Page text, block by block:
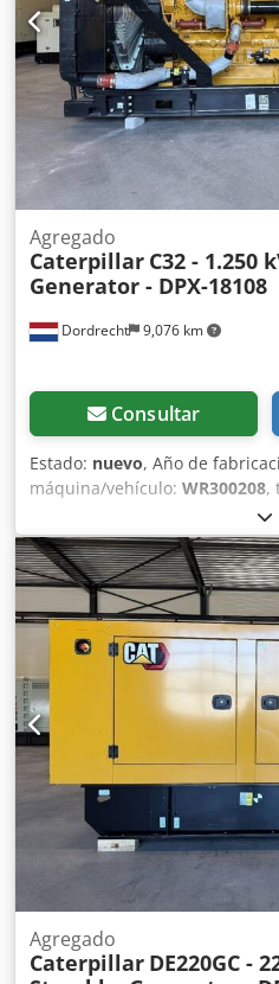
Dordrecht 9,076 km
Agregado
Caterpillar C32 - 1.250
Generator - DPX-18108
Consultar
Estado: nuevo, Año de
máquina/vehículo: WR300208,
1,000 kW (1,359.62 CV)
Caterpillar C32, Uso previsto:
6.985 kg Cedexq Up Ejpfx
1.250 kVA Dimensiones del
216 cm Marcado CE: sí País de
en contacto con el equipo de
Opciones y accesorios
Agregado
Caterpillar DE220GC -